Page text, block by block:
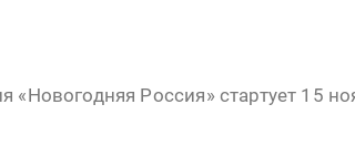
«Новогодняя Россия» стартует 15